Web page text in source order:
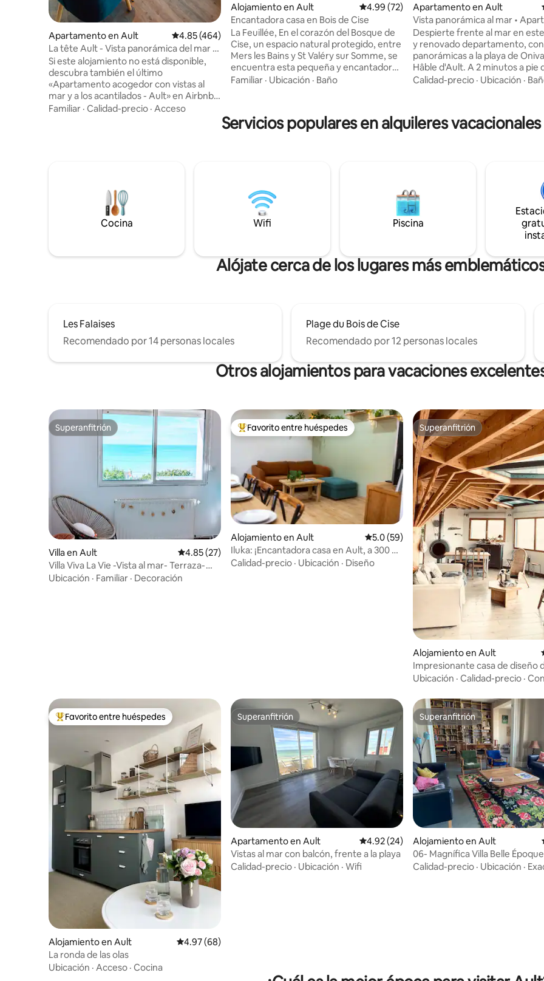
Apartamento en Ault Calificación promedio: 4.85 de 5, 464 reseñas
4.85 (464)
La tête Ault - Vista panorámica del mar y
acantilados
Si este alojamiento no está disponible,
descubra también el último
«Apartamento acogedor con vistas al
mar y a los acantilados - Ault» en Airbnb,
situado en la planta baja. Encaramado en
vistas al mar impresionantes. Acogedora
sala de estar con TV, cocina moderna,
comedor con impresionantes vistas para
momentos preciosos.
Familiar · Calidad-precio · Acceso
Alojamiento en Ault Calificación promedio: 4.99 de 5, 72 reseñas
4.99 (72)
Encantadora casa en Bois de Cise
La Feuillée, En el corazón del Bosque de
Cise, un espacio natural protegido, entre
Mers les Bains y St Valéry sur Somme, se
encuentra esta pequeña y encantadora
casa de vacaciones de principios del siglo
arbolado de 2100 m2, venga a relajarse
en este entorno excepcional, observar
Familiar · Ubicación · Baño
Apartamento en Ault
Vista panorámica al mar •
acogedor • Playa a 130 m
Despierte frente al mar en
y renovado departamento,
panorámicas a la playa de
Hâble d'Ault. A 2 minutos a pie
playa, ideal para una persona,
ropa de cama, WiFi de fibra, TV
su catálogo, Prime, TDT, etc.) y
Calidad-precio · Ubicación ·
Servicios populares en alquileres
Cocina Wifi Piscina
Alójate cerca de los lugares más
Les Falaises
Recomendado por 14 personas locales
Plage du Bois de Cise
Recomendado por 12 personas locales
Otros alojamientos para vacaciones
Superanfitrión
Superanfitrión
Villa en Ault Calificación promedio: 4.85 de 5, 27 reseñas
4.85 (27)
Villa Viva La Vie -Vista al mar- Terraza-
Lave-Linge
Ubicación · Familiar · Decoración
Favorito entre huéspedes preferido
Favorito entre huéspedes
Alojamiento en Ault Calificación promedio: 5.0 de 5, 59 reseñas
5.0 (59)
Iluka: ¡Encantadora casa en Ault, a 300 m
de la playa!
Calidad-precio · Ubicación · Diseño
Superanfitrión
Superanfitrión
Alojamiento en Ault
Impresionante casa de diseño
con vistas al mar
Ubicación · Calidad-precio ·
Favorito entre huéspedes preferido
Favorito entre huéspedes
Alojamiento en Ault Calificación promedio: 4.97 de 5, 68 reseñas
4.97 (68)
La ronda de las olas
Ubicación · Acceso · Cocina
Superanfitrión
Superanfitrión
Apartamento en Ault Calificación promedio: 4.92 de 5, 24 reseñas
4.92 (24)
Vistas al mar con balcón, frente a la playa
Calidad-precio · Ubicación · Wifi
Superanfitrión
Superanfitrión
Alojamiento en Ault
06- Magnífica Villa Belle
mar
Calidad-precio · Ubicación ·